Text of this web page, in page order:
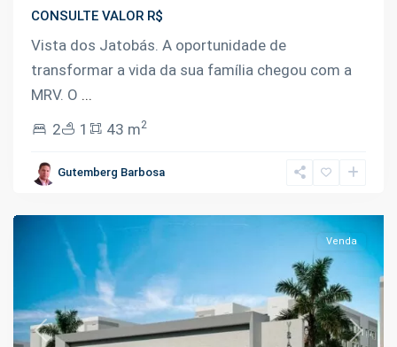
CONSULTE VALOR R$
Vista dos Jatobás. A oportunidade de
transformar a vida da sua família chegou com a
MRV. O ...
2
1 43 m2
Gutemberg Barbosa
Planalto,
Previous Next
Venda